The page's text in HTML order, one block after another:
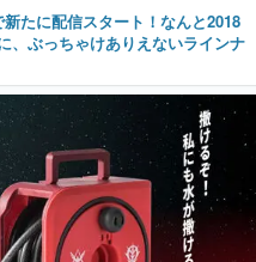
たに配信スタート！なんと2018
、ぶっちゃけありえないラインナ